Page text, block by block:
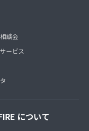
談会
ービス
について